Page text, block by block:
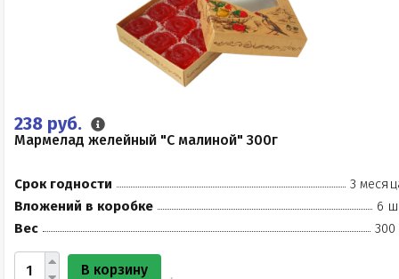
238 руб.
Мармелад желейный "С малиной" 300г
Срок годности
3
Вложений в коробке
6
Вес
300
В корзину